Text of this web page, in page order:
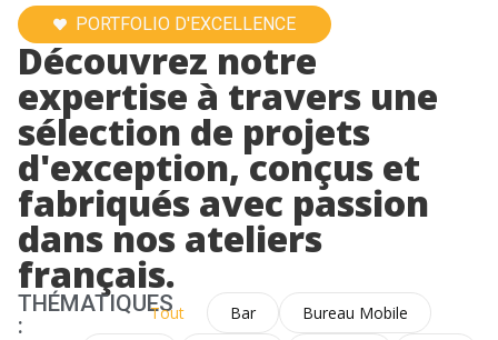
PORTFOLIO D'EXCELLENCE
Découvrez notre
expertise à travers une
sélection de projets
d'exception, conçus et
fabriqués avec passion
dans nos ateliers
français.
THÉMATIQUES
:
Bar
Bureau Mobile
Tout